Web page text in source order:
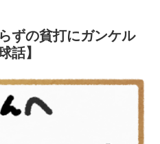
ずの貧打にガンケル
話】